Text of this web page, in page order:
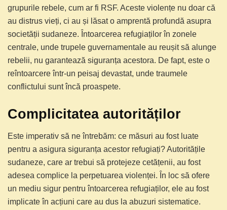
grupurile rebele, cum ar fi RSF. Aceste violențe nu doar că
au distrus vieți, ci au și lăsat o amprentă profundă asupra
societății sudaneze. Întoarcerea refugiaților în zonele
centrale, unde trupele guvernamentale au reușit să alunge
rebelii, nu garantează siguranța acestora. De fapt, este o
reîntoarcere într-un peisaj devastat, unde traumele
conflictului sunt încă proaspete.
Complicitatea autorităților
Este imperativ să ne întrebăm: ce măsuri au fost luate
pentru a asigura siguranța acestor refugiați? Autoritățile
sudaneze, care ar trebui să protejeze cetățenii, au fost
adesea complice la perpetuarea violenței. În loc să ofere
un mediu sigur pentru întoarcerea refugiaților, ele au fost
implicate în acțiuni care au dus la abuzuri sistematice.